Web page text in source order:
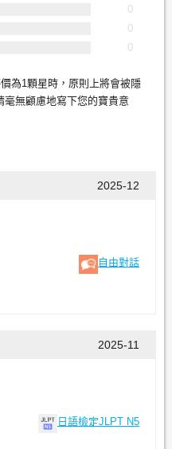
0
0
0
為1顆星時，原則上將會被隱
無顧慮地寫下您的寶貴意
2025-12
自由對話
2025-11
日語檢定JLPT N5